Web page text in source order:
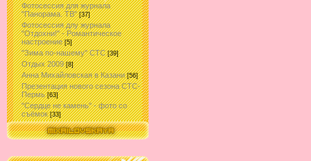
Фотосессия для журнала
"Панорама. ТВ" [37]
Фотосессия длу журнала
"Отдохни!" - Романтическое
настроение [5]
"Зима по-нашему" СТС [39]
Отдых 2009 [8]
Анна Михайловская в Казани [56]
Презентация нового сезона СТС-
Пермь [63]
"Сердце не камень" - фото со
съёмок [33]